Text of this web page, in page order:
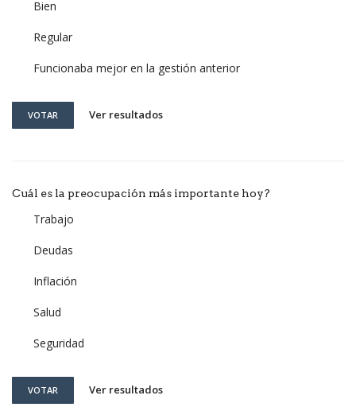
Bien
Regular
Funcionaba mejor en la gestión anterior
VOTAR Ver resultados
Cuál es la preocupación más importante hoy?
Trabajo
Deudas
Inflación
Salud
Seguridad
VOTAR Ver resultados